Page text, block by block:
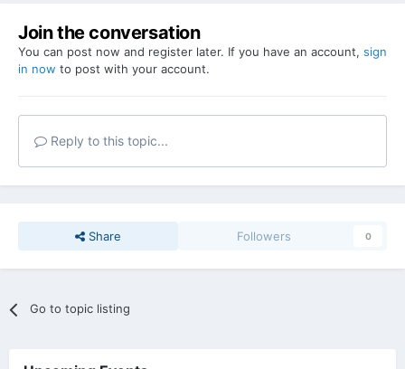
Join the conversation
You can post now and register later. If you have an account, sign
in now to post with your account.
Reply to this topic...
Share Followers 0
Go to topic listing